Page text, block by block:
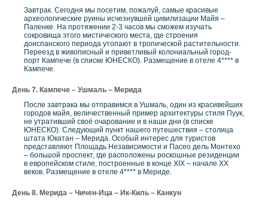
Завтрак. Сегодня мы посетим, пожалуй, самые красивые
археологические руины исчезнувшей цивилизации Майя –
Паленке. На протяжении 2-3 часов мы сможем изучать
сокровища этого мистического места, где строения
доиспанского периода утопают в тропической растительности.
Переезд в живописный и приветливый колониальный город-
порт Кампече (в списке ЮНЕСКО). Размещение в отеле 4**** в
Кампече.
День 7. Кампече – Ушмаль – Мерида
После завтрака мы отправимся в Ушмаль, один из красивейших
городов майя, величественный пример архитектуры стиля Пуук,
не утративший своё очарование и в наши дни (в списке
ЮНЕСКО). Следующий пункт нашего путешествия – столица
штата Юкатан – Меридa. Особый интерес для туристов
представляют Площадь Независимости и Пасео дель Монтехо
– большой проспект, где расположены роскошные резиденции
в европейском стиле, построенные в конце XIX – начале XX
веков. Размещение в отеле 4**** в Мериде.
День 8. Мерида – Чичен-Ица – Ик-Киль – Канкун